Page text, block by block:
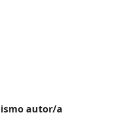
autor/a